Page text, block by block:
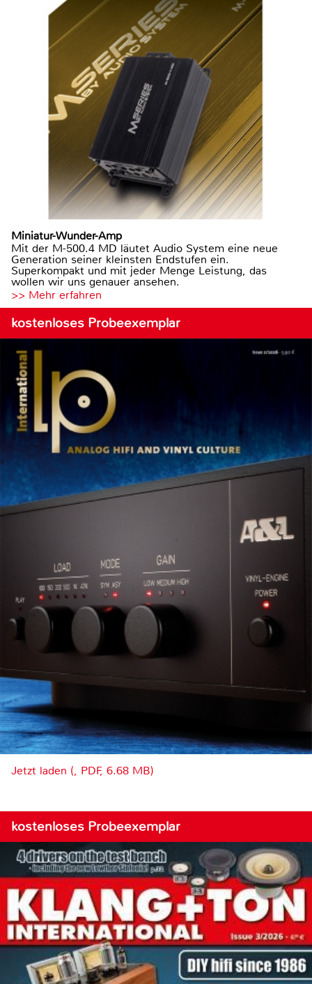
Miniatur-Wunder-Amp
Mit der M-500.4 MD läutet Audio System eine neue
Generation seiner kleinsten Endstufen ein.
Superkompakt und mit jeder Menge Leistung, das
wollen wir uns genauer ansehen.
>> Mehr erfahren
kostenloses Probeexemplar
Jetzt laden (, PDF, 6.68 MB)
kostenloses Probeexemplar